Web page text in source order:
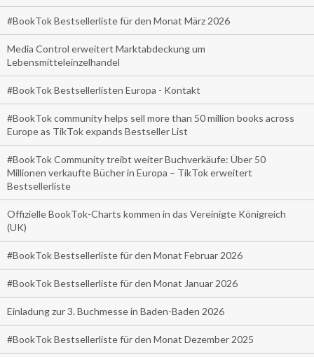
#BookTok Bestsellerliste für den Monat März 2026
Media Control erweitert Marktabdeckung um
Lebensmitteleinzelhandel
#BookTok Bestsellerlisten Europa - Kontakt
#BookTok community helps sell more than 50 million books across
Europe as TikTok expands Bestseller List
#BookTok Community treibt weiter Buchverkäufe: Über 50
Millionen verkaufte Bücher in Europa – TikTok erweitert
Bestsellerliste
Offizielle BookTok-Charts kommen in das Vereinigte Königreich
(UK)
#BookTok Bestsellerliste für den Monat Februar 2026
#BookTok Bestsellerliste für den Monat Januar 2026
Einladung zur 3. Buchmesse in Baden-Baden 2026
#BookTok Bestsellerliste für den Monat Dezember 2025